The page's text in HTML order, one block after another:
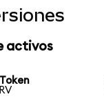
activos